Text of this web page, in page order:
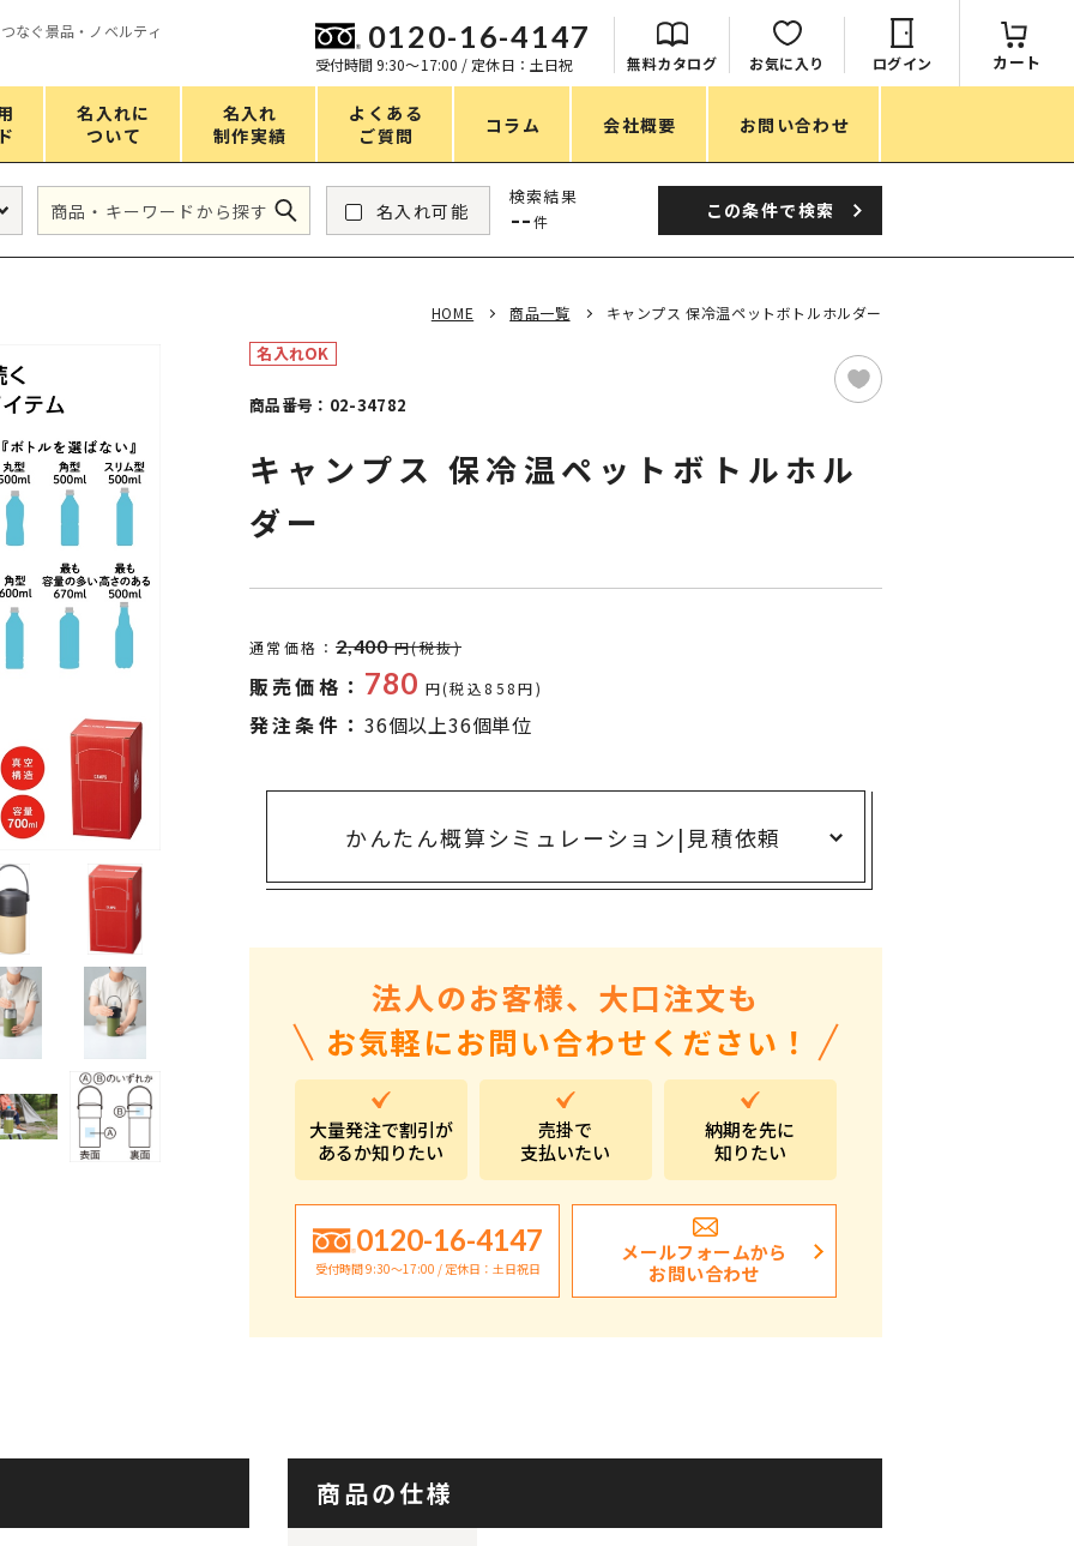
なぐ景品・ノベルティ
0120-16-4147
受付時間 9:30〜17:00 / 定休日：土日祝 無料カタログ お気に入り ログイン カート
名入れに
ついて
名入れ
制作実績
よくある
ご質問
コラム 会社概要 お問い合わせ
バスグッズ
スマホ・PCグッズ
コスメグッズ
食品・スイーツ
タオル・ハンカチ
傘・レイングッズ
バッグ&ポーチ
キャラクター雑貨
すべてのカテゴリ
価格
151～200円
201～250円
251～300円
501～1,000円
2,000～3,000円
3,000～5,000円
目的・シーン
アニマルグッズ
設立・周年・創業記念
インバウンド･外国人観光客向け特集
入学・卒業記念品
ばらまき、ショップイベント向け粗品・ノベ
名入れ可能
検索結果
-- 件 この条件で検索
HOME 商品一覧 キャンプス 保冷温ペットボトルホルダー
名入れOK
商品番号：02-34782
キャンプス 保冷温ペットボトルホル
ダー
通常価格： 2,400 円(税抜)
販売価格： 780 円(税込858円)
発注条件： 36個以上36個単位
かんたん概算シミュレーション| 見積依頼
法人のお客様、大口注文も
お気軽にお問い合わせください！
大量発注で割引が
あるか知りたい
売掛で
支払いたい
納期を先に
知りたい
0120-16-4147
受付時間 9:30〜17:00 / 定休日：土日祝日
メールフォームから
お問い合わせ
商品の仕様